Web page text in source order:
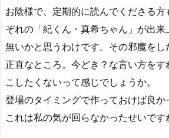
お陰様で、定期的に読んでくださる
ぞれの「紀くん・真希ちゃん」が出
無いかと思うわけです。その邪魔を
正直なところ。今どき？な言い方を
こしたくないって感じでしょうか。
登場のタイミングで作っておけば良か
これは私の気が回らなかったせいです